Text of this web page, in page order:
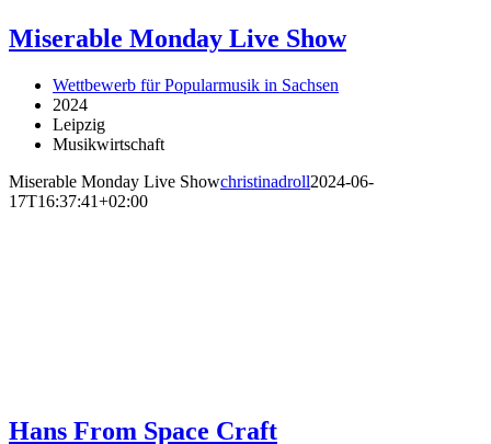
Miserable Monday Live Show
Wettbewerb für Popularmusik in Sachsen
2024
Leipzig
Musikwirtschaft
Miserable Monday Live Showchristinadroll2024-06-
17T16:37:41+02:00
Hans From Space Craft